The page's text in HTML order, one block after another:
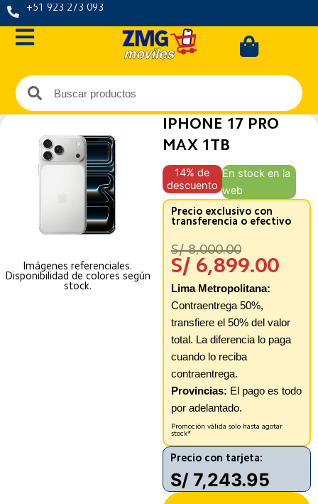
al
contenido
+51 923 273 093
Buscar
Imágenes referenciales.
Disponibilidad de colores según
stock.
IPHONE 17 PRO
MAX 1TB
14% de
descuento
En stock en la
web
Precio exclusivo con
transferencia o efectivo
S/8,000.00
precio
original
era:
S/
S/ 6,899.00precio
Lima Metropolitana:
Contraentrega 50%,
transfiere el 50% del valor
total. La diferencia lo paga
cuando lo reciba
contraentrega.
Provincias: El pago es todo
por adelantado.
Promoción válida solo hasta agotar
stock*
Precio con tarjeta:
S/7,243.95